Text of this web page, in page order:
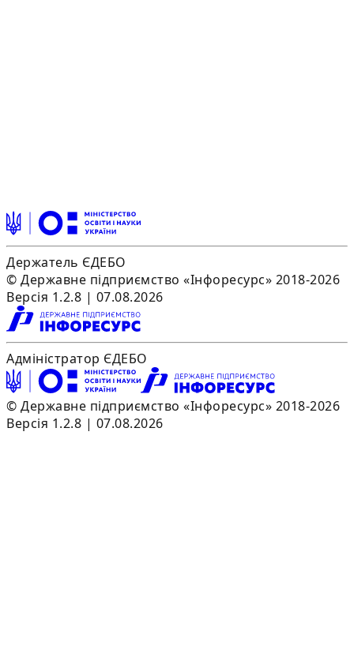
Держатель ЄДЕБО
© Державне підприємство «Інфоресурс» 2018-2026
Версія 1.2.8 | 07.08.2026
Адміністратор ЄДЕБО
© Державне підприємство «Інфоресурс» 2018-2026
Версія 1.2.8 | 07.08.2026